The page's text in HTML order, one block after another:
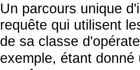
Un parcours unique
requête qui utilisent
de sa classe
exemple, étant